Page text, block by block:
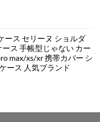
ース セリーヌ ショルダ
ス 手帳型じゃない カー
max/xs/xr 携帯カバー シ
ース 人気ブランド